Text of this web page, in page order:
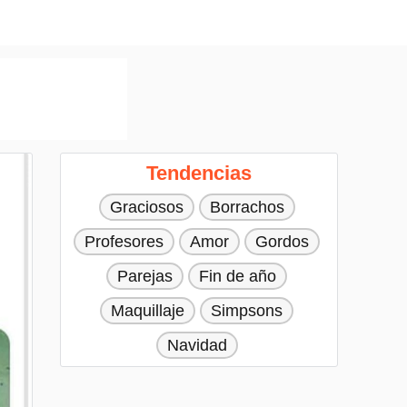
Tendencias
Graciosos
Borrachos
Profesores
Amor
Gordos
Parejas
Fin de año
Maquillaje
Simpsons
Navidad